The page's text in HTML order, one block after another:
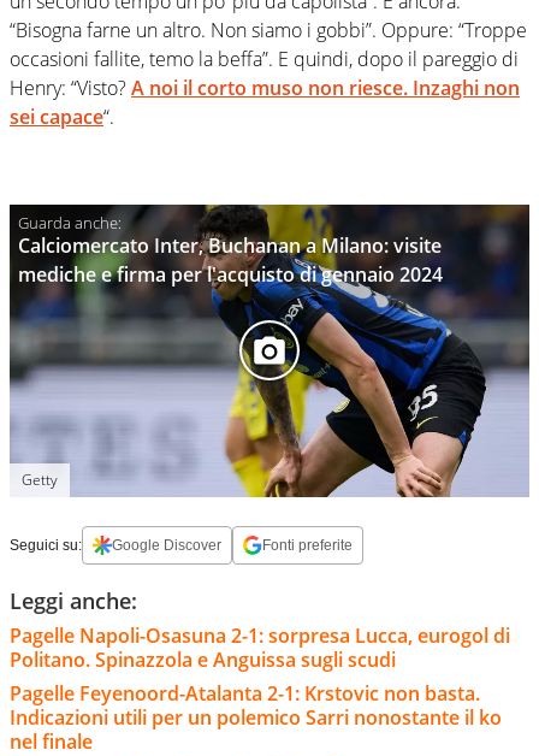
“Bisogna farne un altro. Non siamo i gobbi”. Oppure: “Troppe
occasioni fallite, temo la beffa”. E quindi, dopo il pareggio di
Henry: “Visto? A noi il corto muso non riesce. Inzaghi non
sei capace“.
Calciomercato Inter, Buchanan a Milano: visite
mediche e firma per l'acquisto di gennaio 2024
Getty
Seguici su: Google Discover Fonti preferite
Leggi anche:
Pagelle Napoli-Osasuna 2-1: sorpresa Lucca, eurogol di
Politano. Spinazzola e Anguissa sugli scudi
Pagelle Feyenoord-Atalanta 2-1: Krstovic non basta.
Indicazioni utili per un polemico Sarri nonostante il ko
nel finale